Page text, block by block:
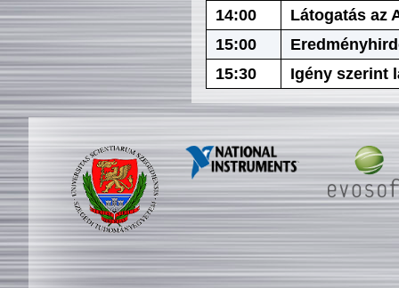
14:00
Látogatás az
15:00
15:30
Igény szerint